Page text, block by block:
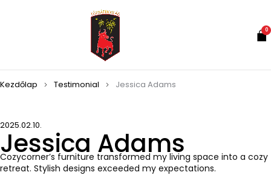
0
Kezdőlap Testimonial Jessica Adams
2025.02.10.
Jessica Adams
Cozycorner’s furniture transformed my living space into a cozy
retreat. Stylish designs exceeded my expectations.